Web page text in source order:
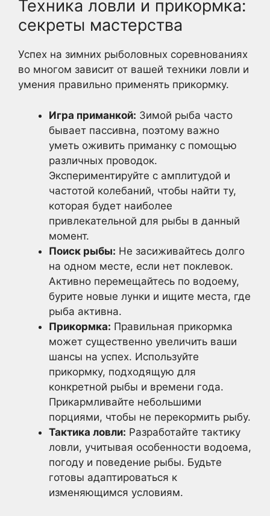
Техника ловли и прикормка:
секреты мастерства
Успех на зимних рыболовных соревнованиях
во многом зависит от вашей техники ловли и
умения правильно применять прикормку.
Игра приманкой: Зимой рыба часто
бывает пассивна, поэтому важно
уметь оживить приманку с помощью
различных проводок.
Экспериментируйте с амплитудой и
частотой колебаний, чтобы найти ту,
которая будет наиболее
привлекательной для рыбы в данный
момент.
Поиск рыбы: Не засиживайтесь долго
на одном месте, если нет поклевок.
Активно перемещайтесь по водоему,
бурите новые лунки и ищите места, где
рыба активна.
Прикормка: Правильная прикормка
может существенно увеличить ваши
шансы на успех. Используйте
прикормку, подходящую для
конкретной рыбы и времени года.
Прикармливайте небольшими
порциями, чтобы не перекормить рыбу.
Тактика ловли: Разработайте тактику
ловли, учитывая особенности водоема,
погоду и поведение рыбы. Будьте
готовы адаптироваться к
изменяющимся условиям.